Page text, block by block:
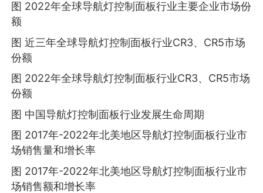
图 2022年全球导航灯控制面板行业主要企业市场份
额
图 近三年全球导航灯控制面板行业CR3、CR5市场
份额
图 2022年全球导航灯控制面板行业CR3、CR5市场
份额
图 中国导航灯控制面板行业发展生命周期
图 2017年-2022年北美地区导航灯控制面板行业市
场销售量和增长率
图 2017年-2022年北美地区导航灯控制面板行业市
场销售额和增长率